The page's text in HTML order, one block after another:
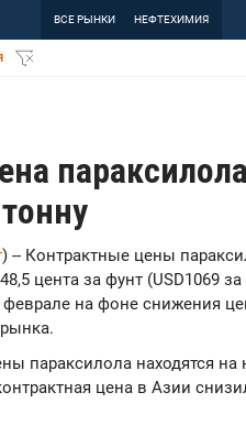
ВСЕ РЫНКИ НЕФТЕХИМИЯ
) -- Контрактные цены
цента за фунт (USD1069 за
на фоне снижения
параксилола находятся
цена в Азии